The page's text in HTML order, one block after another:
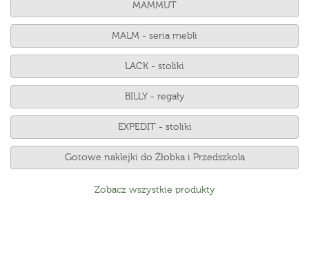
MAMMUT
MALM - seria mebli
LACK - stoliki
BILLY - regały
EXPEDIT - stoliki
Gotowe naklejki do Żłobka i Przedszkola
Zobacz wszystkie produkty